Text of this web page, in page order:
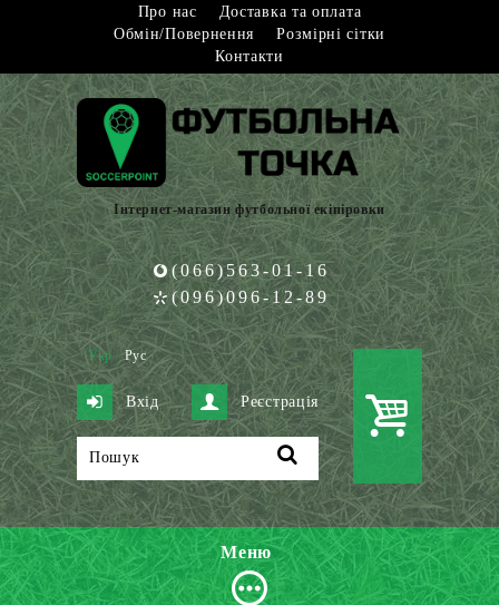
Про нас
Доставка та оплата
Обмін/Повернення
Розмірні сітки
Контакти
Інтернет-магазин футбольної екіпіровки
(066)563-01-16
(096)096-12-89
Укр Рус
Вхід Реєстрація
Меню